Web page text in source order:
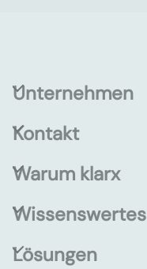
Unternehmen
Kontakt
Warum klarx
Wissenswertes
Lösungen